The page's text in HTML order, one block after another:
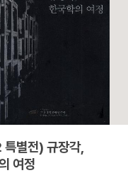
설명
동시에 포함된 자료를 검
”이 포함된 자료를 검색
약용”이 나오지 않는 자
별전) 규장각,
여정